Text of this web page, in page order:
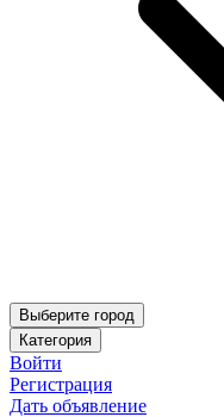
Выберите город
Категория
Войти
Регистрация
Дать объявление